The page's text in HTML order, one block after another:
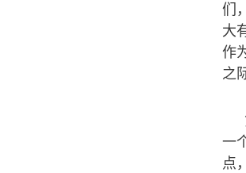
们
大
作
之
一
点